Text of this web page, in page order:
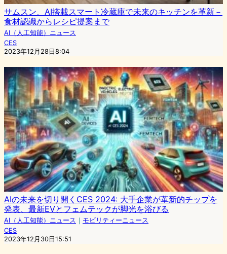
サムスン、AI搭載スマート冷蔵庫で未来のキッチンを革新－
食材認識からレシピ提案まで
AI（人工知能）ニュース
CES
2023年12月28日8:04
AIの未来を切り開くCES 2024: 大手企業が革新的チップを
発表、最新EVとフェムテックが脚光を浴びる
AI（人工知能）ニュース ｜ モビリティーニュース
CES
2023年12月30日15:51